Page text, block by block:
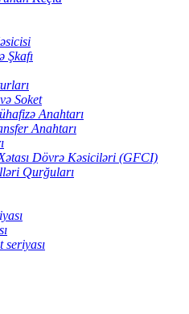
Şkafı
Soket
Anahtarı
Anahtarı
Dövrə Kəsiciləri (GFCI)
Qurğuları
seriyası